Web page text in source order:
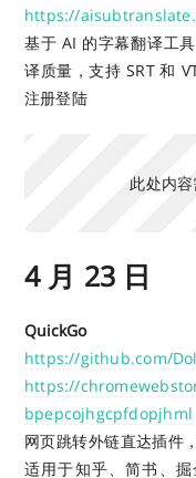
https://
基于 AI 的字幕翻译工
译质量，支持 SRT 和
注册登陆
此处内
4 月 23 日
QuickGo
https://github.com/
https://
bpepcojhgcpfdopjhml
网页跳转外链直达插件
适用于知乎、简书、